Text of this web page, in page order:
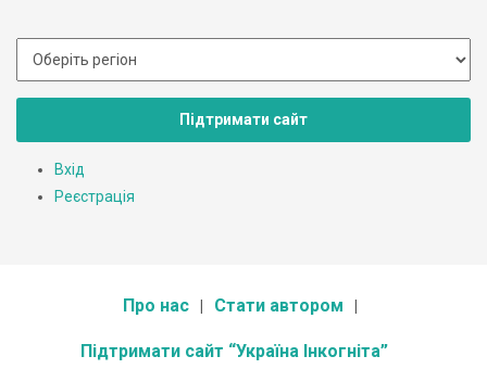
Підтримати сайт
Вхід
Реєстрація
Про нас Стати автором
Підтримати сайт “Україна Інкогніта”